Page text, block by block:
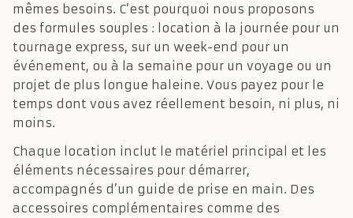
mêmes besoins. C’est pourquoi nous proposons
des formules souples : location à la journée pour un
tournage express, sur un week-end pour un
événement, ou à la semaine pour un voyage ou un
projet de plus longue haleine. Vous payez pour le
temps dont vous avez réellement besoin, ni plus, ni
moins.
Chaque location inclut le matériel principal et les
éléments nécessaires pour démarrer,
accompagnés d’un guide de prise en main. Des
accessoires complémentaires comme des